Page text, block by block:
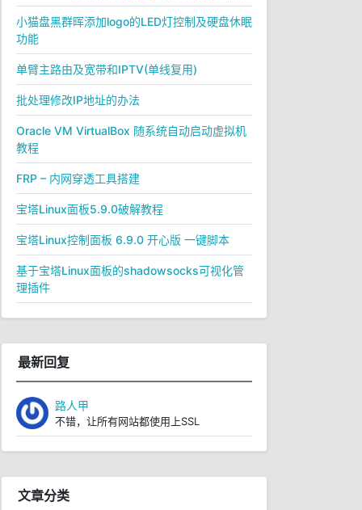
小猫盘黑群晖添加logo的LED灯控制及硬盘休眠
功能
单臂主路由及宽带和IPTV(单线复用)
批处理修改IP地址的办法
Oracle VM VirtualBox 随系统自动启动虚拟机
教程
FRP – 内网穿透工具搭建
宝塔Linux面板5.9.0破解教程
宝塔Linux控制面板 6.9.0 开心版 一键脚本
基于宝塔Linux面板的shadowsocks可视化管
理插件
最新回复
路人甲
不错，让所有网站都使用上SSL
文章分类